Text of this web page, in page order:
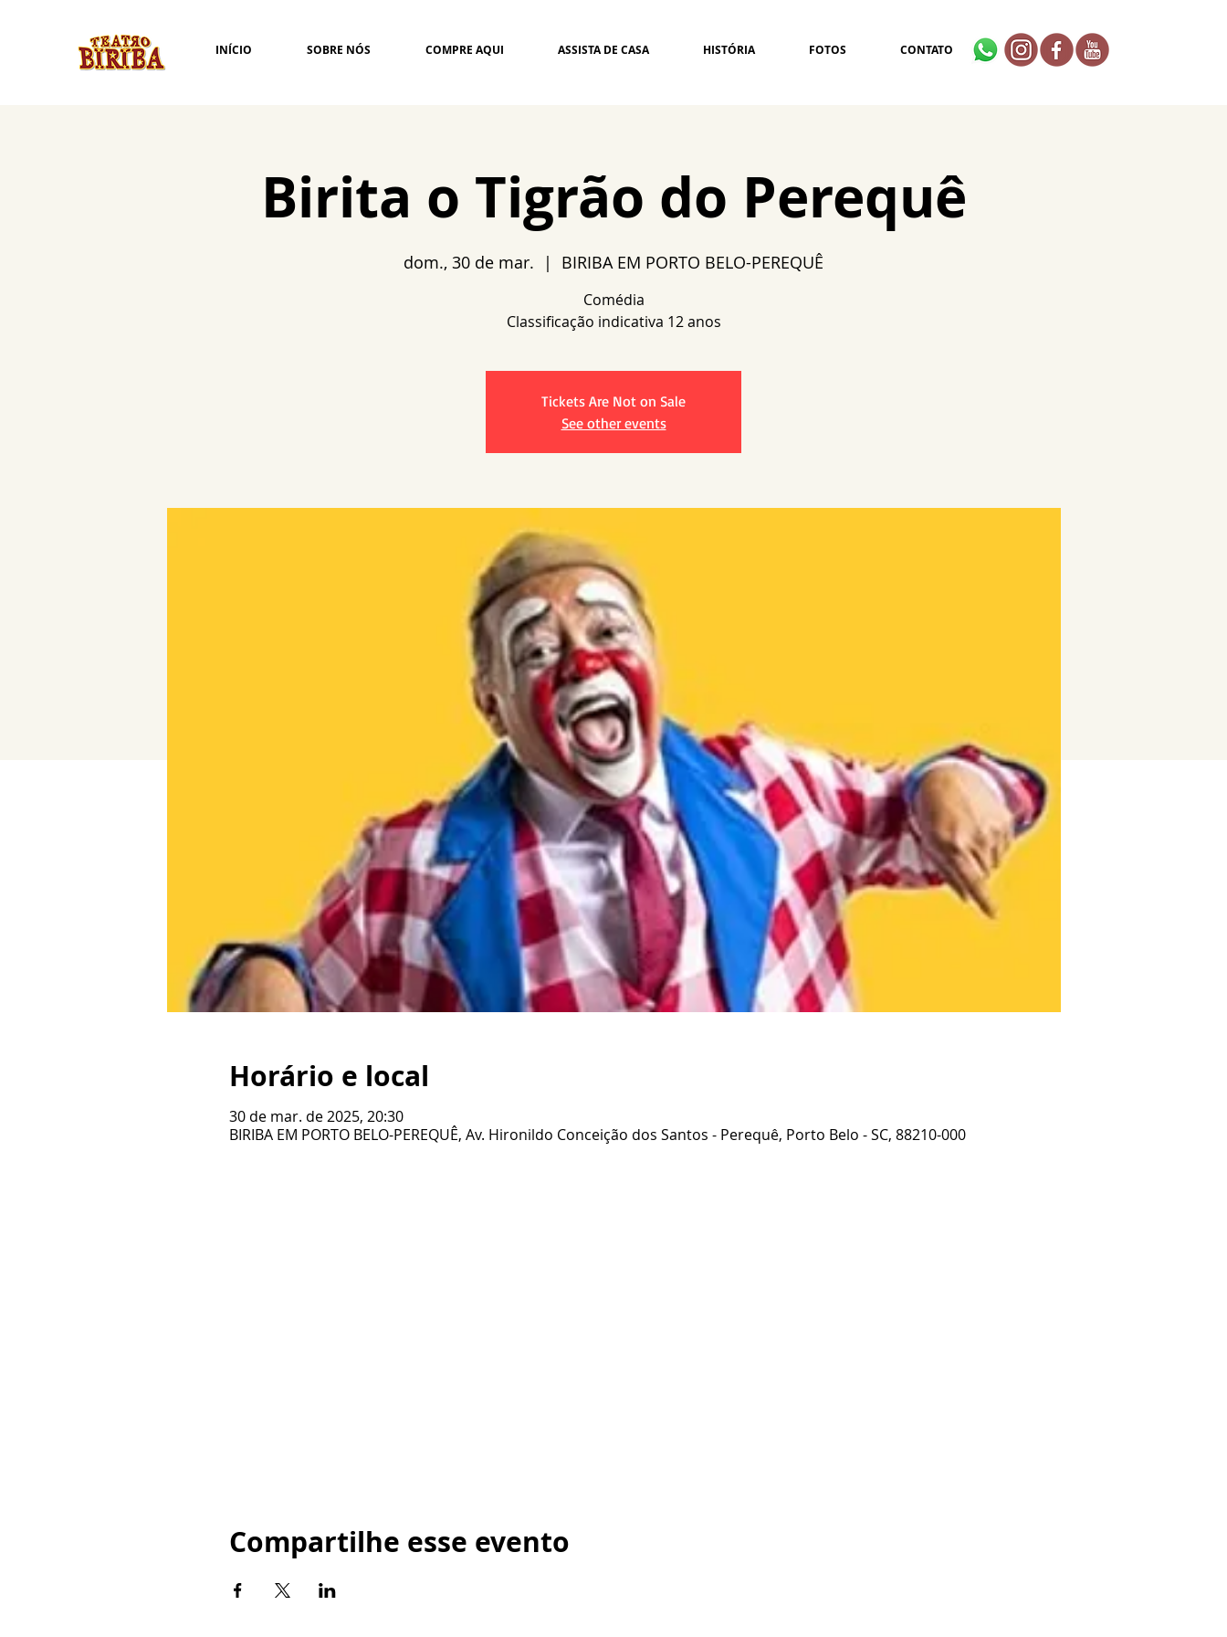
INÍCIO SOBRE NÓS COMPRE AQUI ASSISTA DE CASA HISTÓRIA FOTOS CONTATO
Birita o Tigrão do Perequê
dom., 30 de mar.
  |
BIRIBA EM PORTO BELO-PEREQUÊ
Comédia
Tickets Are Not on Sale
See other events
Horário e local
30 de mar. de 2025, 20:30
BIRIBA EM PORTO BELO-PEREQUÊ, Av. Hironildo Conceição dos Santos - Perequê, Porto Belo - SC, 88210-000
Compartilhe esse evento